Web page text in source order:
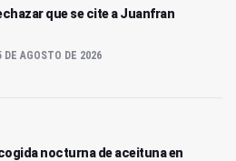
que se cite a Juanfran
DE AGOSTO DE 2026
nocturna de aceituna en